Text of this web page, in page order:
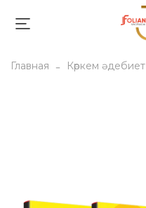
Главная Көркем әдебиет